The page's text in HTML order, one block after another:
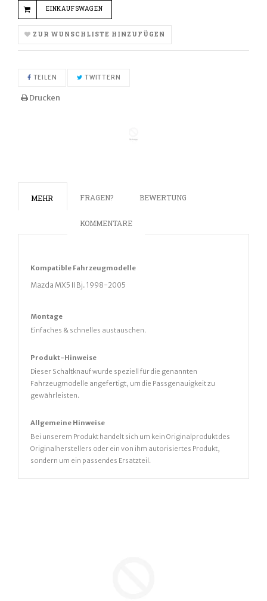
missing:
de.cart.general.reduce_quantity
EINKAUFSWAGEN
ZUR WUNSCHLISTE HINZUFÜGEN
TEILEN AUF FACEBOOK TEILEN
TWITTERN
Drucken
MEHR FRAGEN? BEWERTUNG
KOMMENTARE
Kompatible Fahrzeugmodelle
Mazda MX5 II Bj. 1998-2005
Montage
Einfaches & schnelles austauschen.
Produkt-Hinweise
Dieser Schaltknauf wurde speziell für die genannten
Fahrzeugmodelle angefertigt, um die Passgenauigkeit zu
gewährleisten.
Allgemeine Hinweise
Bei unserem Produkt handelt sich um kein Originalprodukt des
Originalherstellers oder ein von ihm autorisiertes Produkt,
sondern um ein passendes Ersatzteil.